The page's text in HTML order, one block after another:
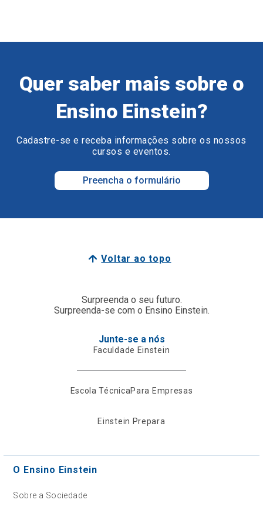
Quer saber mais sobre o
Ensino Einstein?
Cadastre-se e receba informações sobre os nossos
cursos e eventos.
Preencha o formulário
Voltar ao topo
Surpreenda o seu futuro.
Surpreenda-se com o Ensino Einstein.
Junte-se a nós
Faculdade Einstein
Escola TécnicaPara Empresas
Einstein Prepara
O Ensino Einstein
Sobre a Sociedade